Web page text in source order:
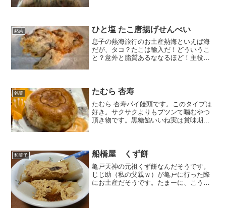
銘菓 ひと塩 たこ唐揚げせんべい
息子の熱海旅行のお土産熱海といえば海
だが、タコ？たこは輸入だ！どういうこ
と？意外と脂質あるななるほど！主役は
ぽくないかもカラカラな見...
銘菓 たむら 杏寿
たむら 杏寿パイ饅頭です。このタイプは
好き。サクサクよりもプツンて噛むやつ
頂き物です。黒糖餡いいね実は賞味期限
風味甘みもある...
和菓子 船橋屋 くず餅
亀戸天神の元祖くず餅なんだそうです。
じじ助（私の父親ｗ）が亀戸に行った際
にお土産だそうです。たまーに、こうい